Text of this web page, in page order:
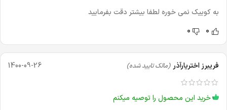
به کوییک نمی خوره لطفا بیشتر دقت بفرمایید
0
0
فریبرز اختریارآذر (مالک تایید شده) 1400-09-26
خرید این محصول را توصیه میکنم